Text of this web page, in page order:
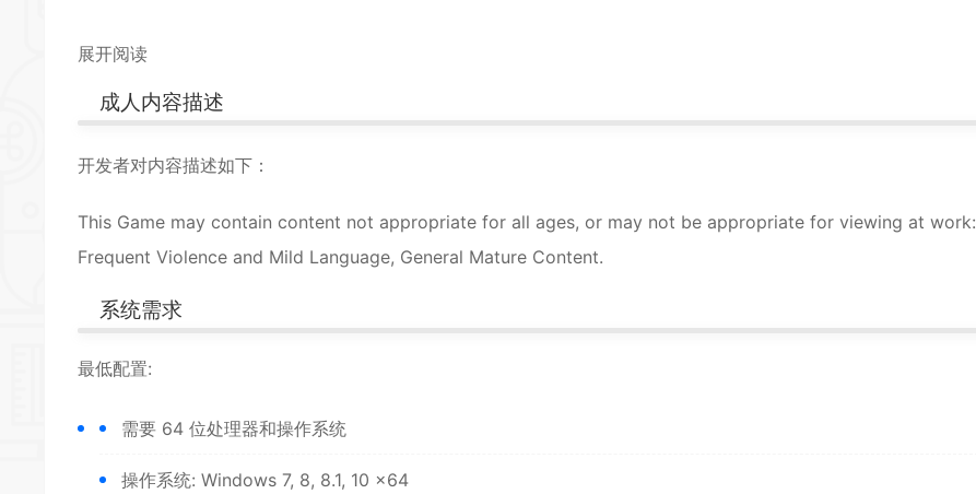
展开阅读
成人内容描述
开发者对内容描述如下：
This Game may contain content not appropriate for all ages, or may not be appropriate for viewing at work:
Frequent Violence and Mild Language, General Mature Content.
系统需求
最低配置:
需要 64 位处理器和操作系统
操作系统: Windows 7, 8, 8.1, 10 x64